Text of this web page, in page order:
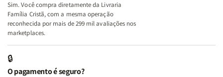
+
A
Mulher
Lar
+
A
Lar
Sim. Você compra diretamente da Livraria
Família Cristã, com a mesma operação
reconhecida por mais de 299 mil avaliações nos
marketplaces.
🔒
O pagamento é seguro?